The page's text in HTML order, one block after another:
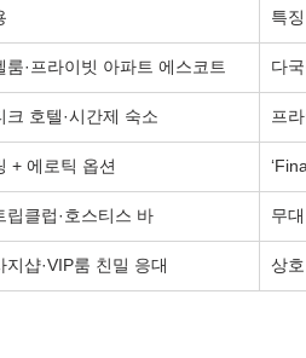
특징
룸·프라이빗 아파트 에스코트 다
크 호텔·시간제 숙소 프
+ 에로틱 옵션
립클럽·호스티스 바 무
지샵·VIP룸 친밀 응대 상